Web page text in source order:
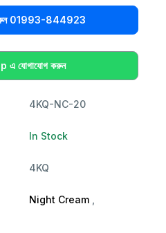
01993-844923
এ যোগাযোগ করুন
4KQ-NC-20
In Stock
4KQ
Night Cream